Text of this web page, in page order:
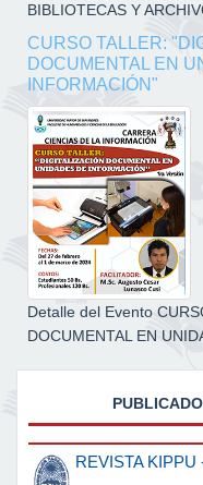
BIBLIOTECAS Y
CURSO TALLER:
DOCUMENTAL EN
INFORMACIÓN"
Detalle del Evento
DOCUMENTAL EN
REVISTA